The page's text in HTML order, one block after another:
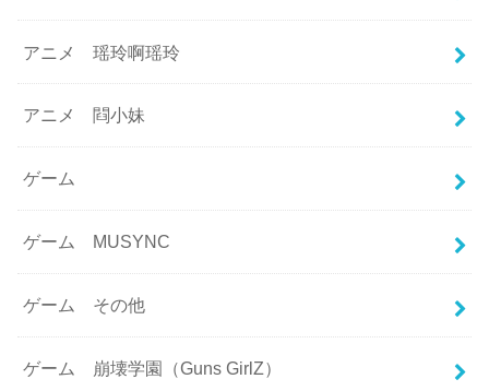
アニメ 瑶玲啊瑶玲
アニメ 閰小妹
ゲーム
ゲーム MUSYNC
ゲーム その他
ゲーム 崩壊学園（Guns GirlZ）